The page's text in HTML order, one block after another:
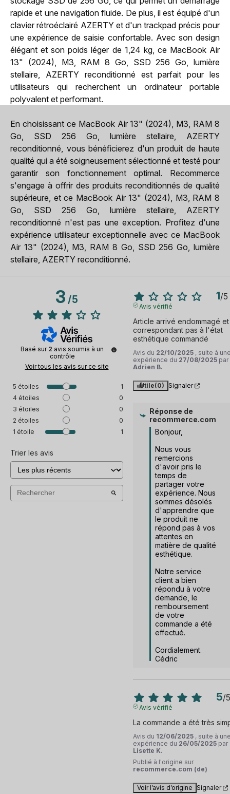
rapide et une navigation fluide. De plus, il est équipé d'un
clavier rétroéclairé AZERTY et d'un trackpad précis pour
une expérience de saisie confortable. Avec son design
élégant et son poids léger de 1,24 kg, ce MacBook Air
13" (2024), M3, RAM 8 Go, SSD 256 Go, lumière
stellaire, AZERTY reconditionné est parfait pour les
utilisateurs qui recherchent un ordinateur portable
polyvalent et performant.
En choisissant ce MacBook Air 13" (2024), M3, RAM 8
Go, SSD 256 Go, lumière stellaire, AZERTY
reconditionné, vous bénéficierez d'un produit de haute
qualité qui a été soigneusement sélectionné et testé pour
garantir son fonctionnement optimal. Recommerce
s'engage à offrir des produits reconditionnés de qualité
supérieure, et ce MacBook Air 13" (2024), M3, RAM 8
Go, SSD 256 Go, lumière stellaire, AZERTY
reconditionné n'est pas une exception. Profitez d'une
expérience utilisateur exceptionnelle avec ce MacBook
Air 13" (2024), M3, RAM 8 Go, SSD 256 Go, lumière
stellaire, AZERTY reconditionné.
3/5
Basé sur 2 avis soumis à un
contrôle
Voir tous les avis sur ce site
5 étoiles
1
4 étoiles
0
3 étoiles
0
2 étoiles
0
1 étoile 1
Trier les avis
1/5
Avis vérifié
Article arrivé endommagé
correspondant pas à l'état
esthétique commandé
Avis du 22/10/2025 , suite à
expérience du 27/08/2025 par
Adrien B.
Utile(0) Signaler
Réponse de
recommerce.com
Bonjour,
Nous vous
remercions
d'avoir pris le
temps de
partager votre
expérience. Nous
sommes désolés
d'apprendre que
le produit ne
répond pas à vos
attentes en
matière de qualité
esthétique.
Notre service
client a bien
répondu à votre
demande, le
remboursement
de votre
commande a été
effectué.
Cordialement.
Cédric
5/5
Avis vérifié
La commande a été très
Avis du 12/06/2025 , suite à
expérience du 26/05/2025 par
Lisette K.
Publié à l'origine sur
recommerce.com (de)
Voir l’avis d’origine Signaler